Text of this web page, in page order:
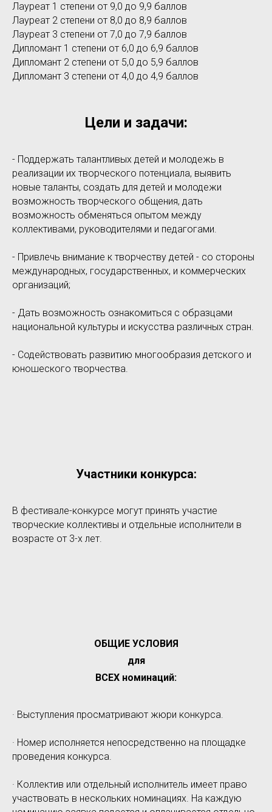
Лауреат 1 степени от 9,0 до 9,9 баллов
Лауреат 2 степени от 8,0 до 8,9 баллов
Лауреат 3 степени от 7,0 до 7,9 баллов
Дипломант 1 степени от 6,0 до 6,9 баллов
Дипломант 2 степени от 5,0 до 5,9 баллов
Дипломант 3 степени от 4,0 до 4,9 баллов
Цели и задачи:
- Поддержать талантливых детей и молодежь в
реализации их творческого потенциала, выявить
новые таланты, создать для детей и молодежи
возможность творческого общения, дать
возможность обменяться опытом между
коллективами, руководителями и педагогами.
- Привлечь внимание к творчеству детей - со стороны
международных, государственных, и коммерческих
организаций;
- Дать возможность ознакомиться с образцами
национальной культуры и искусства различных стран.
- Содействовать развитию многообразия детского и
юношеского творчества.
Участники конкурса:
В фестивале-конкурсе могут принять участие
творческие коллективы и отдельные исполнители в
возрасте от 3-х лет.
ОБЩИЕ УСЛОВИЯ
для
ВСЕХ номинаций:
· Выступления просматривают жюри конкурса.
· Номер исполняется непосредственно на площадке
проведения конкурса.
· Коллектив или отдельный исполнитель имеет право
участвовать в нескольких номинациях. На каждую